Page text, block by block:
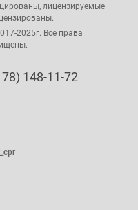
лицензируемые
2025г. Все права
148-11-72